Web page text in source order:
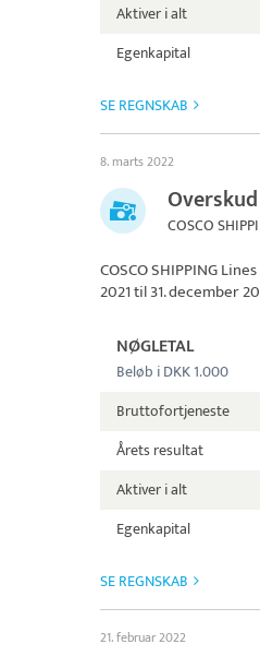
Aktiver i alt
Egenkapital
SE REGNSKAB
8. marts 2022
COSCO
COSCO SHIPPING
2021 til 31. december
NØGLETAL
Beløb i DKK 1.000
Bruttofortjeneste
Årets resultat
Aktiver i alt
Egenkapital
SE REGNSKAB
21. februar 2022